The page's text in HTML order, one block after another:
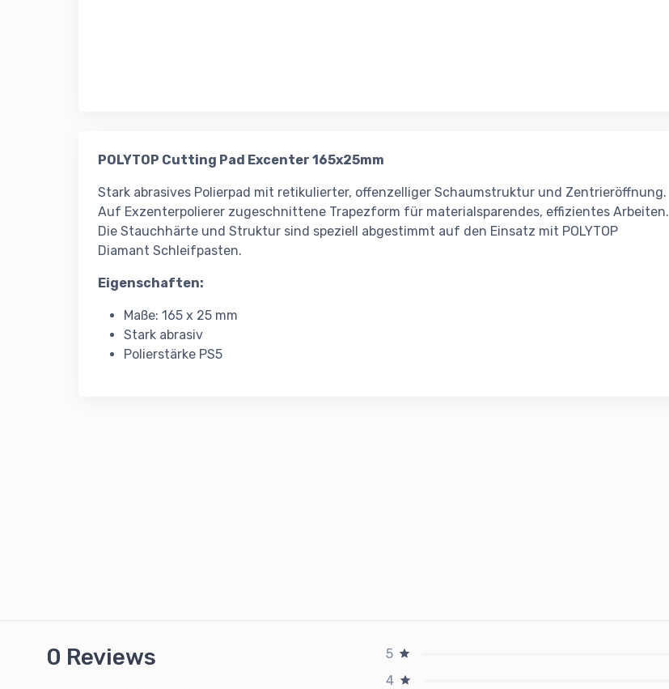
POLYTOP Cutting Pad Excenter 165x25mm
Stark abrasives Polierpad mit retikulierter, offenzelliger Schaumstruktur und Zentrieröffnung.
Auf Exzenterpolierer zugeschnittene Trapezform für materialsparendes, effizientes Arbeiten.
Die Stauchhärte und Struktur sind speziell abgestimmt auf den Einsatz mit POLYTOP
Diamant Schleifpasten.
Eigenschaften:
Maße: 165 x 25 mm
Stark abrasiv
Polierstärke PS5
0 Reviews 5
4